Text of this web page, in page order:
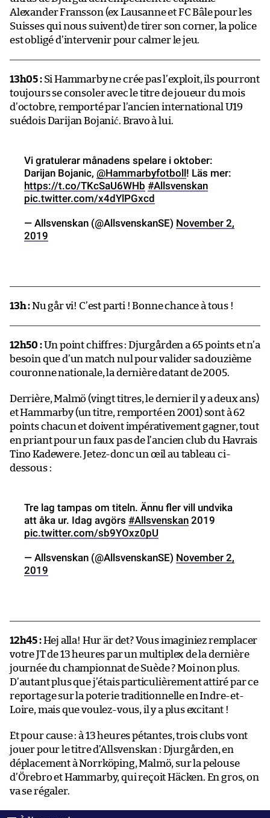
Alexander Fransson (ex Lausanne et FC Bâle pour les
Suisses qui nous suivent) de tirer son corner, la police
est obligé d’intervenir pour calmer le jeu.
13h05 :Si Hammarby ne crée pas l’exploit, ils pourront
toujours se consoler avec le titre de joueur du mois
d’octobre, remporté par l’ancien international U19
suédois Darijan Bojanić. Bravo à lui.
Vi gratulerar månadens spelare i oktober:
Darijan Bojanic, @Hammarbyfotboll! Läs mer:
https://t.co/TKcSaU6WHb #Allsvenskan
pic.twitter.com/x4dYlPGxcd
— Allsvenskan (@AllsvenskanSE) November 2,
2019
13h :Nu går vi! C’est parti ! Bonne chance à tous !
12h50 :Un point chiffres : Djurgården a 65 points et n’a
besoin que d’un match nul pour valider sa douzième
couronne nationale, la dernière datant de 2005.
Derrière, Malmö (vingt titres, le dernier il y a deux ans)
et Hammarby (un titre, remporté en 2001) sont à 62
points chacun et doivent impérativement gagner, tout
en priant pour un faux pas de l’ancien club du Havrais
Tino Kadewere. Jetez-donc un œil au tableau ci-
dessous :
Tre lag tampas om titeln. Ännu fler vill undvika
att åka ur. Idag avgörs #Allsvenskan 2019
pic.twitter.com/sb9YOxz0pU
— Allsvenskan (@AllsvenskanSE) November 2,
2019
12h45 :Hej alla! Hur är det? Vous imaginiez remplacer
votre JT de 13 heures par un multiplex de la dernière
journée du championnat de Suède ? Moi non plus.
D’autant plus que j’étais particulièrement attiré par ce
reportage sur la poterie traditionnelle en Indre-et-
Loire, mais que voulez-vous, il y a plus excitant !
Et pour cause : à 13 heures pétantes, trois clubs vont
jouer pour le titre d’Allsvenskan : Djurgården, en
déplacement à Norrköping, Malmö, sur la pelouse
d’Örebro et Hammarby, qui reçoit Häcken. En gros, on
va se régaler.